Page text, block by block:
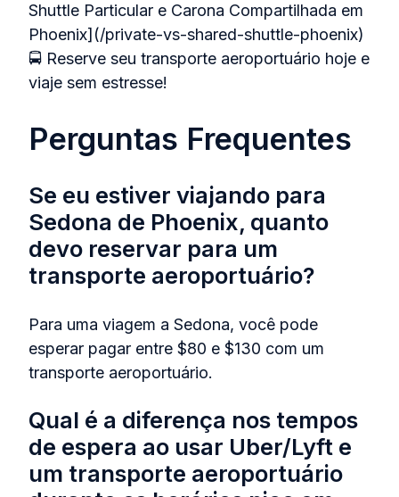
Shuttle Particular e Carona Compartilhada em
Phoenix](/private-vs-shared-shuttle-phoenix)
🚍 Reserve seu transporte aeroportuário hoje e
viaje sem estresse!
Perguntas Frequentes
Se eu estiver viajando para
Sedona de Phoenix, quanto
devo reservar para um
transporte aeroportuário?
Para uma viagem a Sedona, você pode
esperar pagar entre $80 e $130 com um
transporte aeroportuário.
Qual é a diferença nos tempos
de espera ao usar Uber/Lyft e
um transporte aeroportuário